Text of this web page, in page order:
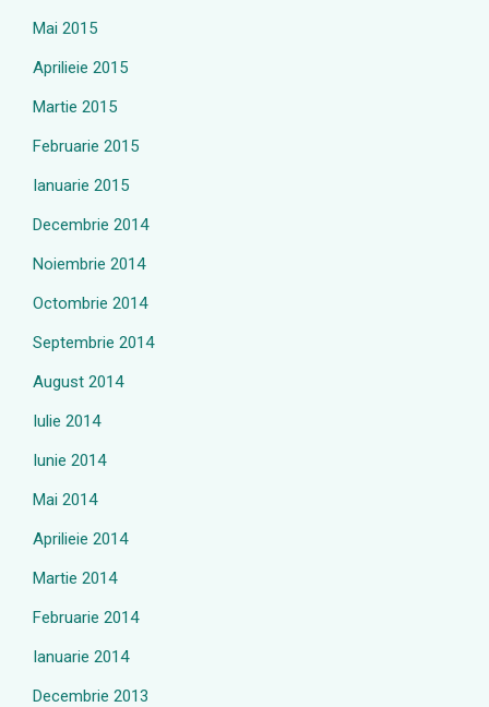
Mai 2015
Aprilieie 2015
Martie 2015
Februarie 2015
Ianuarie 2015
Decembrie 2014
Noiembrie 2014
Octombrie 2014
Septembrie 2014
August 2014
Iulie 2014
Iunie 2014
Mai 2014
Aprilieie 2014
Martie 2014
Februarie 2014
Ianuarie 2014
Decembrie 2013